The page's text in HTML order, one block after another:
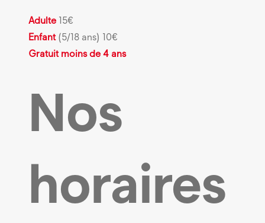
Adulte 15€
Enfant (5/18 ans) 10€
Gratuit moins de 4 ans
Nos
horaires